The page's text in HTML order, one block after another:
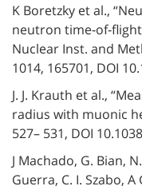
K Boretzky et al.,
neutron
Nuclear Inst. and
1014, 165701, DOI
J. J. Krauth et al.,
radius with muonic
527– 531, DOI
J Machado, G. Bian,
Guerra, C. I. Szabo, A